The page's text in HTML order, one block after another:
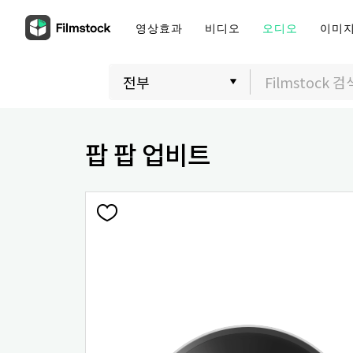
영상효과 비디오 오디오 이미
팝 팝 업비트